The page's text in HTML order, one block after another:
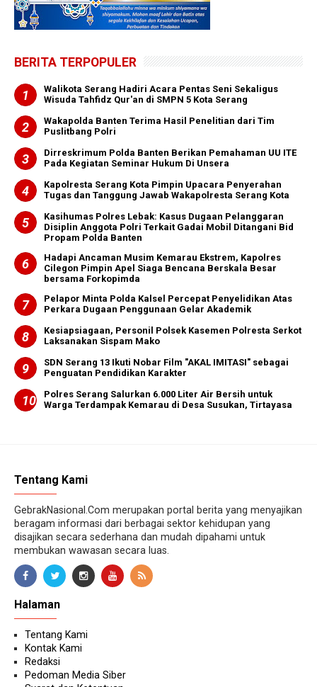
BERITA TERPOPULER
Walikota Serang Hadiri Acara Pentas Seni Sekaligus
Wisuda Tahfidz Qur'an di SMPN 5 Kota Serang
Wakapolda Banten Terima Hasil Penelitian dari Tim
Puslitbang Polri
Dirreskrimum Polda Banten Berikan Pemahaman UU ITE
Pada Kegiatan Seminar Hukum Di Unsera
Kapolresta Serang Kota Pimpin Upacara Penyerahan
Tugas dan Tanggung Jawab Wakapolresta Serang Kota
Kasihumas Polres Lebak: Kasus Dugaan Pelanggaran
Disiplin Anggota Polri Terkait Gadai Mobil Ditangani Bid
Propam Polda Banten
Hadapi Ancaman Musim Kemarau Ekstrem, Kapolres
Cilegon Pimpin Apel Siaga Bencana Berskala Besar
bersama Forkopimda
Pelapor Minta Polda Kalsel Percepat Penyelidikan Atas
Perkara Dugaan Penggunaan Gelar Akademik
Kesiapsiagaan, Personil Polsek Kasemen Polresta Serkot
Laksanakan Sispam Mako
SDN Serang 13 Ikuti Nobar Film "AKAL IMITASI" sebagai
Penguatan Pendidikan Karakter
Polres Serang Salurkan 6.000 Liter Air Bersih untuk
Warga Terdampak Kemarau di Desa Susukan, Tirtayasa
Tentang Kami
GebrakNasional.Com merupakan portal berita yang menyajikan
beragam informasi dari berbagai sektor kehidupan yang
disajikan secara sederhana dan mudah dipahami untuk
membukan wawasan secara luas.
Halaman
Tentang Kami
Kontak Kami
Redaksi
Pedoman Media Siber